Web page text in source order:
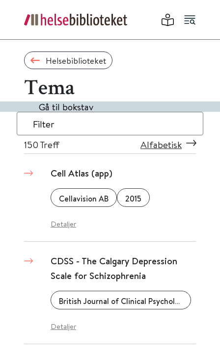
Helsebiblioteket
Tema
Gå til bokstav
Filter
150 Treff Alfabetisk
Cell Atlas (app)
Cellavision AB 2015
Detaljer
CDSS - The Calgary Depression
Scale for Schizophrenia
British Journal of Clinical Psychology
Detaljer